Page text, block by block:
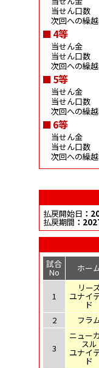
当せん口数
次回への繰
4等
当せん金
当せん口数
次回への繰
5等
当せん金
当せん口数
次回への繰
6等
当せん金
当せん口数
次回への繰
払戻開始日 ：
払戻期間 ：
試合
No ホー
1
リー
ユナイ
ド
2 フラ
3
ニュー
スル
ユナイ
ド